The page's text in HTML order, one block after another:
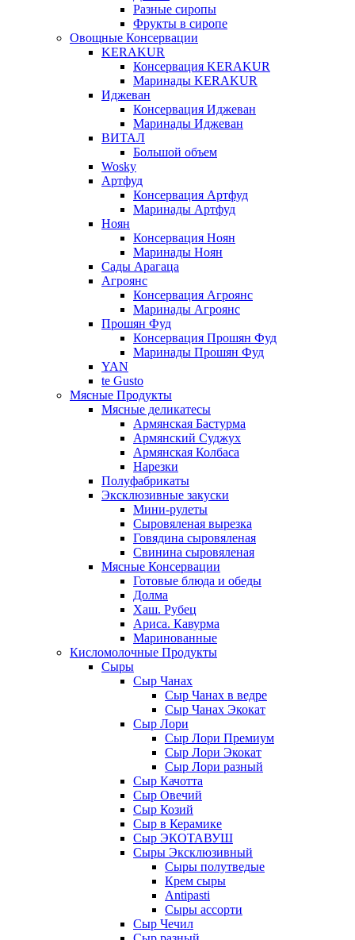
Разные сиропы
Фрукты в сиропе
Овощные Консервации
KERAKUR
Консервация KERAKUR
Маринады KERAKUR
Иджеван
Консервация Иджеван
Маринады Иджеван
ВИТАЛ
Большой объем
Wosky
Артфуд
Консервация Артфуд
Маринады Артфуд
Ноян
Консервация Ноян
Маринады Ноян
Сады Арагаца
Агроянс
Консервация Агроянс
Маринады Агроянс
Прошян Фуд
Консервация Прошян Фуд
Маринады Прошян Фуд
YAN
te Gusto
Мясные Продукты
Мясные деликатесы
Армянская Бастурма
Армянский Суджух
Армянская Колбаса
Нарезки
Полуфабрикаты
Эксклюзивные закуски
Мини-рулеты
Сыровяленая вырезка
Говядина сыровяленая
Свинина сыровяленая
Мясные Консервации
Готовые блюда и обеды
Долма
Хаш. Рубец
Ариса. Кавурма
Маринованные
Кисломолочные Продукты
Сыры
Сыр Чанах
Сыр Чанах в ведре
Сыр Чанах Экокат
Сыр Лори
Сыр Лори Премиум
Сыр Лори Экокат
Сыр Лори разный
Сыр Качотта
Сыр Овечий
Сыр Козий
Сыр в Керамике
Сыр ЭКОТАВУШ
Сыры Эксклюзивный
Сыры полутведые
Крем сыры
Antipasti
Сыры ассорти
Сыр Чечил